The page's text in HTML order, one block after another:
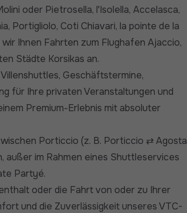
oder Pietrosella, l'Isolella, Accelasca,
Portigliolo, Coti Chiavari, la pointe de la
Ihnen Fahrten zum Flughafen Ajaccio,
Städte Korsikas an.
Geschäftstermine,
für Ihre privaten Veranstaltungen und
Premium-Erlebnis mit absoluter
Porticcio (z. B. Porticcio ⇄ Agosta
außer im Rahmen eines Shuttleservices
Partyé.
oder die Fahrt von oder zu Ihrer
und die Zuverlässigkeit unseres VTC-